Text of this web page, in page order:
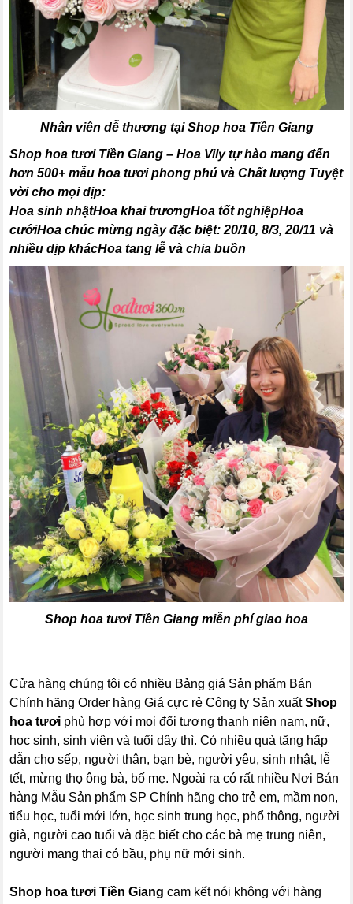
Nhân viên dễ thương tại Shop hoa Tiền Giang
Shop hoa tươi Tiền Giang – Hoa Vily tự hào mang đến
hơn 500+ mẫu hoa tươi phong phú và Chất lượng Tuyệt
vời cho mọi dịp:
Hoa sinh nhậtHoa khai trươngHoa tốt nghiệpHoa
cướiHoa chúc mừng ngày đặc biệt: 20/10, 8/3, 20/11 và
nhiều dịp khácHoa tang lễ và chia buồn
Shop hoa tươi Tiền Giang miễn phí giao hoa
Cửa hàng chúng tôi có nhiều Bảng giá Sản phẩm Bán
Chính hãng Order hàng Giá cực rẻ Công ty Sản xuấtShop
hoa tươi phù hợp với mọi đối tượng thanh niên nam, nữ,
học sinh, sinh viên và tuổi dậy thì. Có nhiều quà tặng hấp
dẫn cho sếp, người thân, bạn bè, người yêu, sinh nhật, lễ
tết, mừng thọ ông bà, bố mẹ. Ngoài ra có rất nhiều Nơi Bán
hàng Mẫu Sản phẩm SP Chính hãng cho trẻ em, mầm non,
tiểu học, tuổi mới lớn, học sinh trung học, phổ thông, người
già, người cao tuổi và đặc biết cho các bà mẹ trung niên,
người mang thai có bầu, phụ nữ mới sinh.
Shop hoa tươi Tiền Giang cam kết nói không với hàng